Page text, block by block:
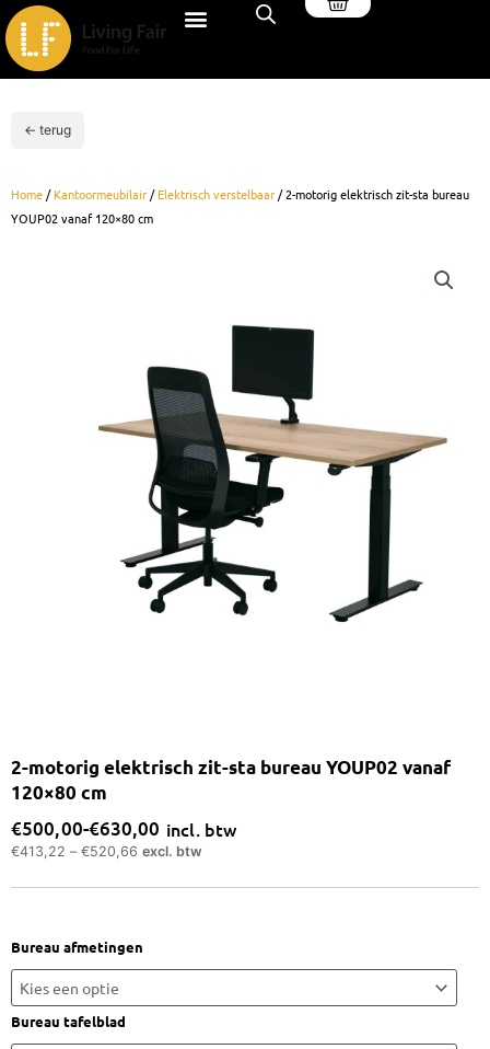
Ga
naar
de
inhoud
← terug
Home /Kantoormeubilair /Elektrisch verstelbaar / 2-motorig elektrisch zit-sta bureau
YOUP02 vanaf 120×80 cm
2-motorig elektrisch zit-sta bureau YOUP02 vanaf
120×80 cm
€500,00-€630,00
Prijsklasse:
€500,00
tot
incl. btw
€413,22 – €520,66 excl. btw
Bureau afmetingen
Bureau tafelblad
2-
motorig
elektrisch
zit-